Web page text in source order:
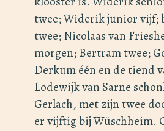
twee; Widerik junior vijf;
twee; Nicolaas van
morgen; Bertram twee;
Derkum één en de tiend
Lodewijk van Sarne
Gerlach, met zijn twee
er vijftig bij Wüschheim.